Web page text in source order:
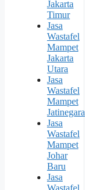
Jakarta
Timur
Jasa
Wastafel
Mampet
Jakarta
Utara
Jasa
Wastafel
Mampet
Jatinegara
Jasa
Wastafel
Mampet
Johar
Baru
Jasa
Wastafel